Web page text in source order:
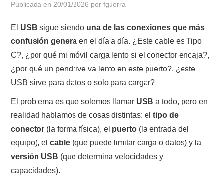
MONITORES SEGUNDA MANO
Publicada en 20/01/2026 porfguerra
El USB sigue siendo una de las conexiones que más
confusión genera en el día a día. ¿Este cable es Tipo
C?, ¿por qué mi móvil carga lento si el conector encaja?,
¿por qué un pendrive va lento en este puerto?, ¿este
USB sirve para datos o solo para cargar?
El problema es que solemos llamar USB a todo, pero en
realidad hablamos de cosas distintas: eltipo de
conector (la forma física), el puerto (la entrada del
equipo), elcable (que puede limitar carga o datos) y la
versión USB (que determina velocidades y
capacidades).